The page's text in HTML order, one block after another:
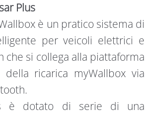
Plus
è un pratico sistema di
per veicoli elettrici e
che si collega alla piattaforma
ricarica myWallbox via
è dotato di serie di una